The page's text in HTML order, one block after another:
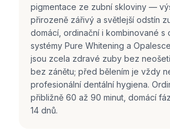
pigmentace ze zubní skloviny —
přirozeně zářivý a světlejší odstín
domácí, ordinační i kombinované s
systémy Pure Whitening a
jsou zcela zdravé zuby bez
bez zánětu; před bělením je vždy
profesionální dentální hygiena.
přibližně 60 až 90 minut, domácí
14 dnů.